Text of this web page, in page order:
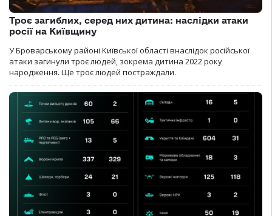
Троє загиблих, серед них дитина: наслідки атаки
росії на Київщину
У Броварському районі Київської області внаслідок російської
атаки загинули троє людей, зокрема дитина 2022 року
народження. Ще троє людей постраждали.